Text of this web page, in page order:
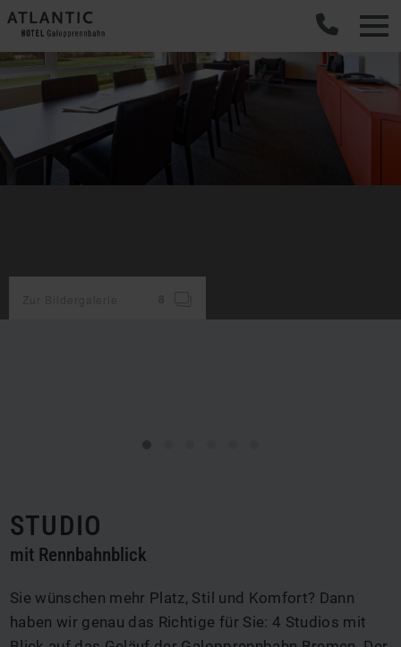
Zur Bildergalerie C
8
STUDIO
mit Rennbahnblick
Sie wünschen mehr Platz, Stil und Komfort? Dann
haben wir genau das Richtige für Sie: 4 Studios mit